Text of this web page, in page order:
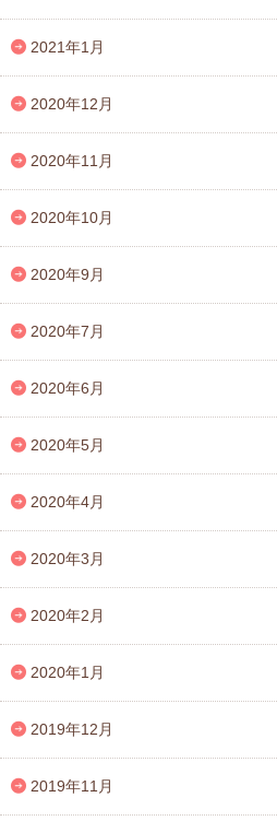
2021年1月
2020年12月
2020年11月
2020年10月
2020年9月
2020年7月
2020年6月
2020年5月
2020年4月
2020年3月
2020年2月
2020年1月
2019年12月
2019年11月